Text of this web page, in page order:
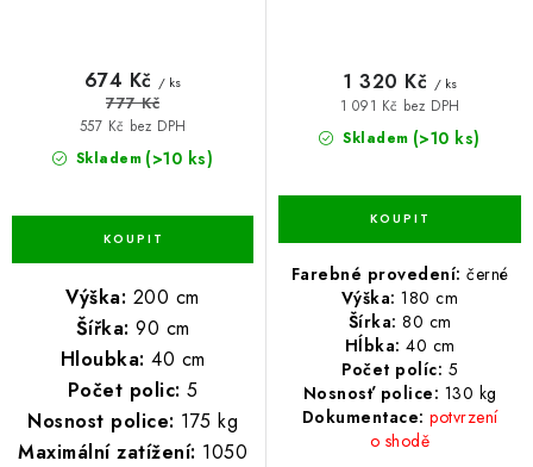
Skladem (>10 ks)
557 Kč bez DPH
674 Kč / ks
777 Kč
Výška: 200 cm
Šířka: 90 cm
Hloubka: 40 cm
Počet polic: 5
Nosnost police: 175 kg
Maximální zatížení: 1050
Skladem (>10 ks)
1 091 Kč bez DPH
1 320 Kč / ks
Farebné provedení: černé
Výška: 180 cm
Šírka: 80 cm
Hĺbka: 40 cm
Počet políc: 5
Nosnosť police: 130 kg
Dokumentace: potvrzení
o shodě